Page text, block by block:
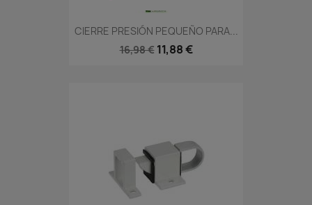
CIERRE PRESIÓN PEQUEÑO PARA...
16,98 € 11,88 €